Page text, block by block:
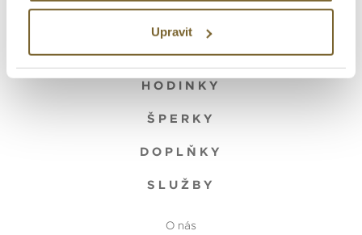
Upravit
HODINKY
ŠPERKY
DOPLŇKY
SLUŽBY
O nás